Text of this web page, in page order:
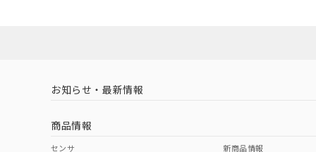
中国 RoHS 注意事項・凡例
中国 RoHS表
（イギリス
（ノルウェー
お知らせ・最新情報
商品情報
センサ 新商品情報